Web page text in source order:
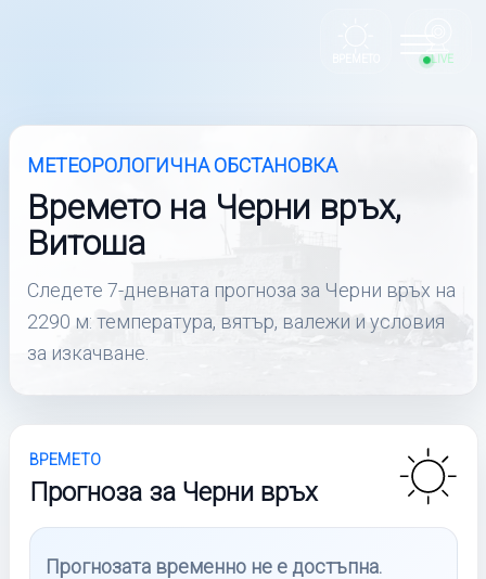
navigation
LIVE
МЕТЕОРОЛОГИЧНА ОБСТАНОВКА
Времето на Черни връх,
Витоша
Следете 7-дневната прогноза за Черни връх на
2290 м: температура, вятър, валежи и условия
за изкачване.
ВРЕМЕТО
Прогноза за Черни връх
Прогнозата временно не е достъпна.